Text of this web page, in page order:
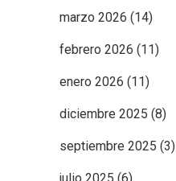
marzo 2026 (14)
febrero 2026 (11)
enero 2026 (11)
diciembre 2025 (8)
septiembre 2025 (3)